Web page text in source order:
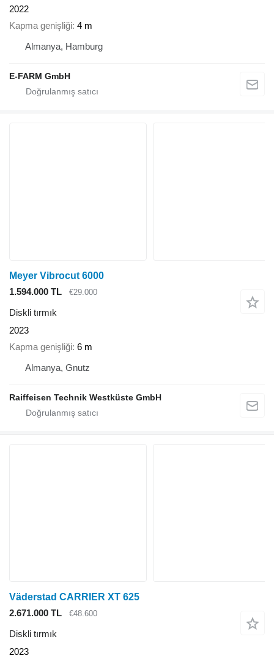
2022
Kapma genişliği 4 m
Almanya, Hamburg
E-FARM GmbH
Meyer Vibrocut 6000
1.594.000 TL
€29.000
Diskli tırmık
2023
Kapma genişliği 6 m
Almanya, Gnutz
Raiffeisen Technik Westküste GmbH
Väderstad CARRIER XT 625
2.671.000 TL
€48.600
Diskli tırmık
2023